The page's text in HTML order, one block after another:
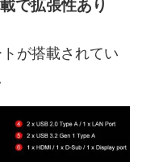
で拡張性あり
が搭載されてい